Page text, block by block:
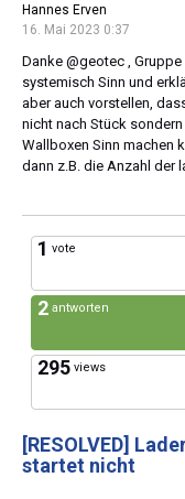
Hannes Erven
16. Mai 2023 0:37
Danke @geotec ,
systemisch Sinn und
aber auch vorstellen,
nicht nach Stück
Wallboxen Sinn machen
dann z.B. die Anzahl der
1 vote
2 antworten
295 views
[RESOLVED]
startet nicht